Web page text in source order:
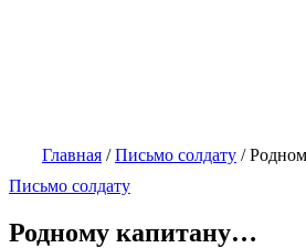
Главная /Письмо солдату /
Письмо солдату
Родному капитану…